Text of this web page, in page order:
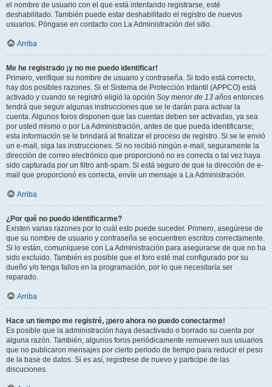
el nombre de usuario con el que está intentando registrarse, esté
deshabilitado. También puede estar deshabilitado el registro de nuevos
usuarios. Póngase en contacto con La Administración del sitio.
Arriba
Me he registrado ¡y no me puedo identificar!
Primero, verifique su nombre de usuario y contraseña. Si todo está correcto,
hay dos posibles razones. Si el Sistema de Protección Infantil (APPCO) está
activado y cuando se registró eligió la opción Soy menor de 13 años entonces
tendrá que seguir algunas instrucciones que se le darán para activar la
cuenta. Algunos foros disponen que las cuentas deben ser activadas, ya sea
por usted mismo o por La Administración, antes de que pueda identificarse;
esta información se le brindará al finalizar el proceso de registro. Si se le envió
un e-mail, siga las instrucciones. Si no recibió ningún e-mail, seguramente la
dirección de correo electrónico que proporcionó no es correcta o tal vez haya
sido capturada por un filtro anti-spam. Si está seguro de que la dirección de e-
mail que proporcionó es correcta, envíe un mensaje a La Administración.
Arriba
¿Por qué no puedo identificarme?
Existen varias razones por lo cuál esto puede suceder. Primero, asegúrese de
que su nombre de usuario y contraseña se encuentren escritos correctamente.
Si lo están, comuníquese con La Administración para asegurarse de que no ha
sido excluido. También es posible que el foro esté mal configurado por su
dueño y/o tenga fallos en la programación, por lo que necesitaría ser
reparado.
Arriba
Hace un tiempo me registré, ¡pero ahora no puedo conectarme!
Es posible que la administración haya desactivado o borrado su cuenta por
alguna razón. También, algunos foros periódicamente remueven sus usuarios
que no publicaron mensajes por cierto periodo de tiempo para reducir el peso
de la base de datos. Si es así, registrese de nuevo y participe de las
discuciones.